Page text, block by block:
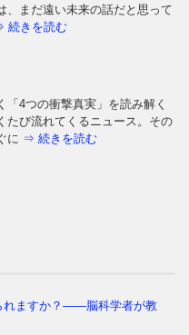
、まだ遠い未来の話だと思って
続きを読む
「4つの衝撃真実」を読み解く
たび流れてくるニュース。その
に ⇒ 続きを読む
りかけ」かもしれません 冷
れますか？——脳科学者が教